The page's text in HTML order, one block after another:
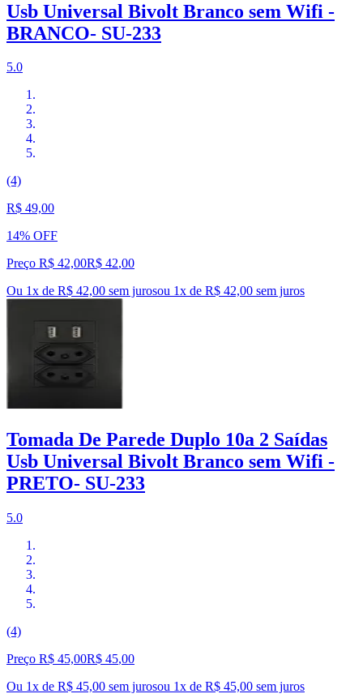
Usb Universal Bivolt Branco sem Wifi -
BRANCO- SU-233
5.0
(4)
R$ 49,00
14% OFF
Preço R$ 42,00R$ 42,00
Ou 1x de R$ 42,00 sem jurosou 1x de R$ 42,00 sem juros
Tomada De Parede Duplo 10a 2 Saídas
Usb Universal Bivolt Branco sem Wifi -
PRETO- SU-233
5.0
(4)
Preço R$ 45,00R$ 45,00
Ou 1x de R$ 45,00 sem jurosou 1x de R$ 45,00 sem juros